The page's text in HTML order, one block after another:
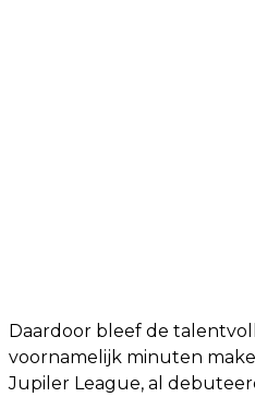
Daardoor bleef de
voornamelijk minuten
Jupiler League, al